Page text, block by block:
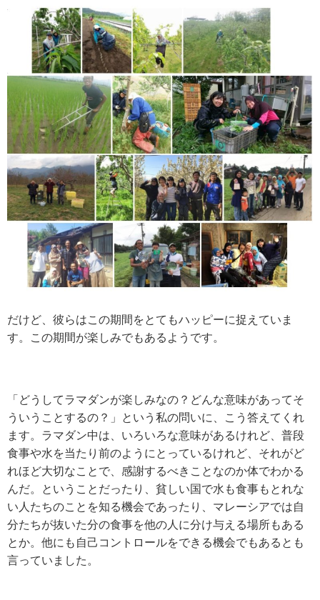
だけど、彼らはこの期間をとてもハッピーに捉えていま
す。この期間が楽しみでもあるようです。
「どうしてラマダンが楽しみなの？どんな意味があってそ
ういうことするの？」という私の問いに、こう答えてくれ
ます。ラマダン中は、いろいろな意味があるけれど、普段
食事や水を当たり前のようにとっているけれど、それがど
れほど大切なことで、感謝するべきことなのか体でわかる
んだ。ということだったり、貧しい国で水も食事もとれな
い人たちのことを知る機会であったり、マレーシアでは自
分たちが抜いた分の食事を他の人に分け与える場所もある
とか。他にも自己コントロールをできる機会でもあるとも
言っていました。